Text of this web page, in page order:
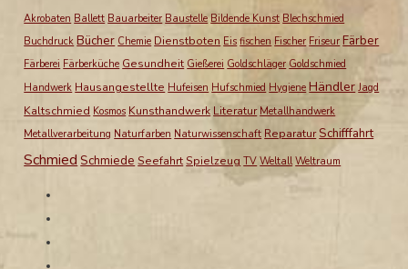
Akrobaten Ballett Bauarbeiter Baustelle Bildende Kunst Blechschmied
Buchdruck Bücher Chemie Dienstboten Eis fischen Fischer Friseur Färber
Färberei Färberküche Gesundheit Gießerei Goldschläger Goldschmied
Handwerk Hausangestellte Hufeisen Hufschmied Hygiene Händler Jagd
Kaltschmied Kosmos Kunsthandwerk Literatur Metallhandwerk
Metallverarbeitung Naturfarben Naturwissenschaft Reparatur Schifffahrt
Schmied Schmiede Seefahrt Spielzeug TV Weltall Weltraum